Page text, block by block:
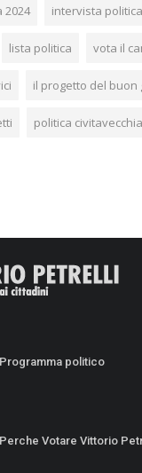
2024 intervista politica
lista politica vota il
il progetto del buon
politica civitavecchia
Programma politico
Perche Votare Vittorio